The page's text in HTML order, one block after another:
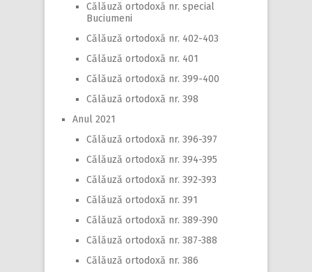
Călăuză ortodoxă nr. special
Buciumeni
Călăuză ortodoxă nr. 402-403
Călăuză ortodoxă nr. 401
Călăuză ortodoxă nr. 399-400
Călăuză ortodoxă nr. 398
Anul 2021
Călăuză ortodoxă nr. 396-397
Călăuză ortodoxă nr. 394-395
Călăuză ortodoxă nr. 392-393
Călăuză ortodoxă nr. 391
Călăuză ortodoxă nr. 389-390
Călăuză ortodoxă nr. 387-388
Călăuză ortodoxă nr. 386